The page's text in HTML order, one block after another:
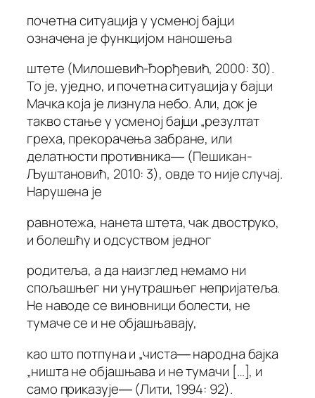
почетна ситуација у усменој бајци
означена је функцијом наношења
штете (Милошевић-Ђорђевић, 2000: 30).
То је, уједно, и почетна ситуација у бајци
Мачка која је лизнула небо. Али, док је
такво стање у усменој бајци „резултат
греха, прекорачења забране, или
делатности противника― (Пешикан-
Љуштановић, 2010: 3), овде то није случај.
Нарушена је
равнотежа, нанета штета, чак двоструко,
и болешћу и одсуством једног
родитеља, а да наизглед немамо ни
спољашњег ни унутрашњег непријатеља.
Не наводе се виновници болести, не
тумаче се и не објашњавају,
као што потпуна и „чиста― народна бајка
„ништа не објашњава и не тумачи […], и
само приказује― (Лити, 1994: 92).